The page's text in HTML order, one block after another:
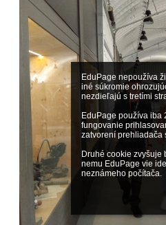
EduPage nepoužíva
iné súkromie
nezdieľajú s tretími
EduPage používa iba
fungovanie
zatvorení prehliadača
Druhé cookie
nemu EduPage vie
neznámeho počítača.